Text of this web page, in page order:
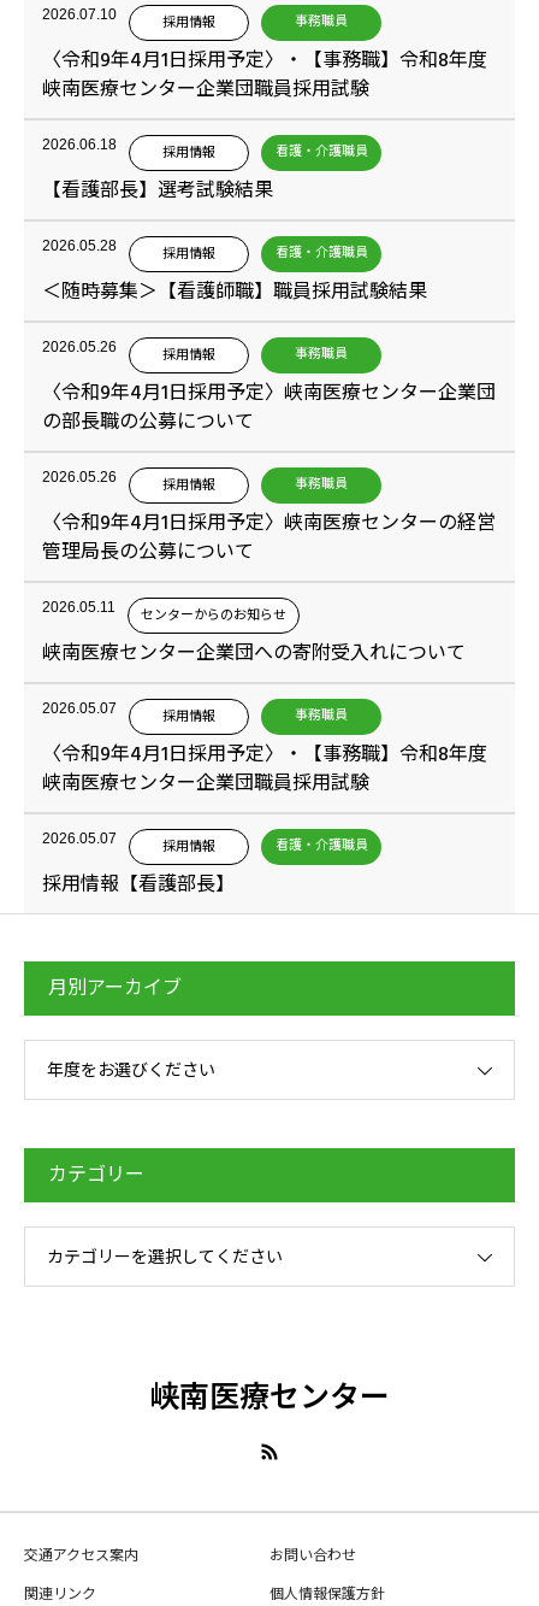
2026.07.10 採用情報 事務職員
〈令和9年4月1日採用予定〉・【事務職】令和8年度
峡南医療センター企業団職員採用試験
2026.06.18 採用情報 看護・介護職員
【看護部長】選考試験結果
2026.05.28 採用情報 看護・介護職員
＜随時募集＞【看護師職】職員採用試験結果
2026.05.26 採用情報 事務職員
〈令和9年4月1日採用予定〉峡南医療センター企業団
の部長職の公募について
2026.05.26 採用情報 事務職員
〈令和9年4月1日採用予定〉峡南医療センターの経営
管理局長の公募について
2026.05.11 センターからのお知らせ
峡南医療センター企業団への寄附受入れについて
2026.05.07 採用情報 事務職員
〈令和9年4月1日採用予定〉・【事務職】令和8年度
峡南医療センター企業団職員採用試験
2026.05.07 採用情報 看護・介護職員
採用情報【看護部長】
月別アーカイブ
年度をお選びください
カテゴリー
カテゴリーを選択してください
峡南医療センター
交通アクセス案内
お問い合わせ
関連リンク
個人情報保護方針